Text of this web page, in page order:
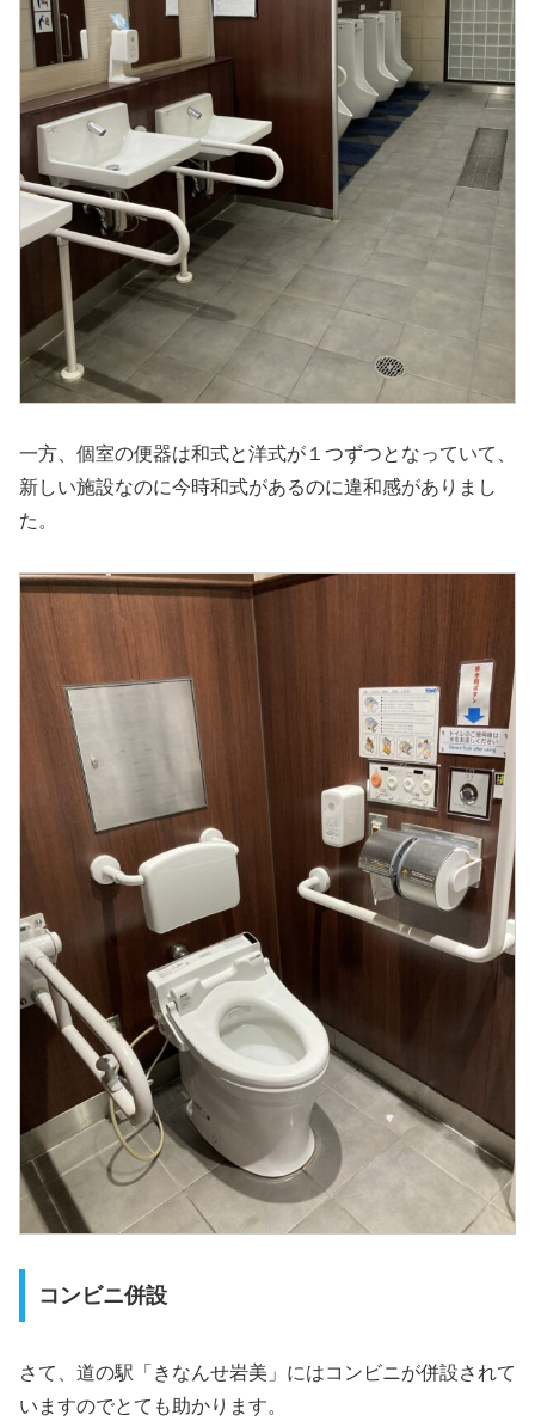
一方、個室の便器は和式と洋式が１つずつとなっていて、
新しい施設なのに今時和式があるのに違和感がありまし
た。
コンビニ併設
さて、道の駅「きなんせ岩美」にはコンビニが併設されて
いますのでとても助かります。